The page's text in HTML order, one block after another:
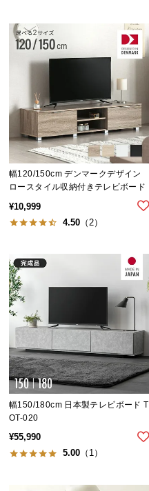
返
ン
ル
に
い
に
い
て
員
規
約
に
つ
い
て
幅120/150cm デンマークデザイン
ロースタイル収納付きテレビボード
¥10,999
4.50 （2）
幅150/180cm 日本製テレビボード T
OT-020
¥55,990
5.00 （1）